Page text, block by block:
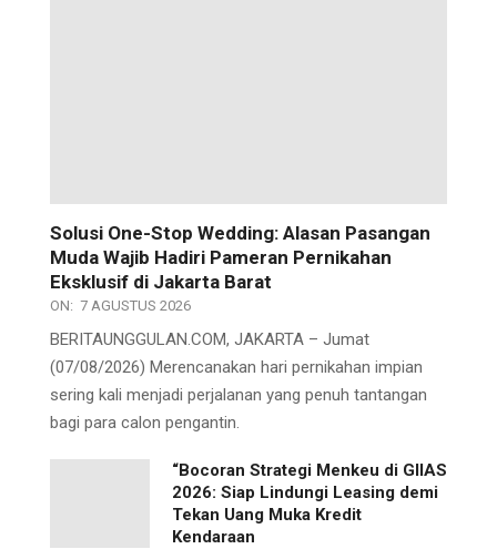
Solusi One-Stop Wedding: Alasan Pasangan
Muda Wajib Hadiri Pameran Pernikahan
Eksklusif di Jakarta Barat
ON: 7 AGUSTUS 2026
BERITAUNGGULAN.COM, JAKARTA – Jumat
(07/08/2026) Merencanakan hari pernikahan impian
sering kali menjadi perjalanan yang penuh tantangan
bagi para calon pengantin.
“Bocoran Strategi Menkeu di GIIAS
2026: Siap Lindungi Leasing demi
Tekan Uang Muka Kredit
Kendaraan